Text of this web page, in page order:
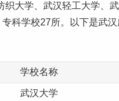
织大学、武汉轻工大学、
专科学校27所。以下是武
学校名称
武汉大学